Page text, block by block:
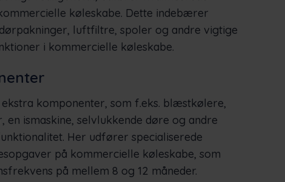
køleskabe. Dette indebærer
luftfiltre, spoler og andre vigtige
i kommercielle køleskabe.
komponenter, som f.eks. blæstkølere,
ismaskine, selvlukkende døre og andre
Her udfører specialiserede
på kommercielle køleskabe, som
på mellem 8 og 12 måneder.